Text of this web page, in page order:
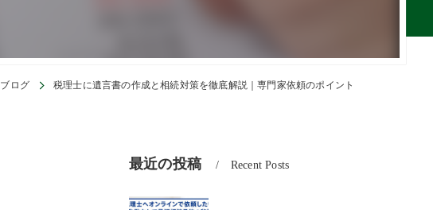
ブログ 税理士に遺言書の作成と相続対策を徹底解説｜専門家依頼のポイント
最近の投稿 Recent Posts